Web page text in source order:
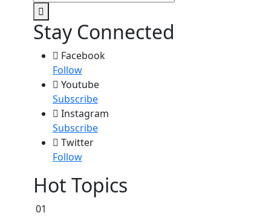
Stay Connected
Facebook
Follow
Youtube
Subscribe
Instagram
Subscribe
Twitter
Follow
Hot Topics
01